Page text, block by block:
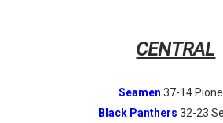
CENTRAL
Seamen37-14
Black Panthers 32-23